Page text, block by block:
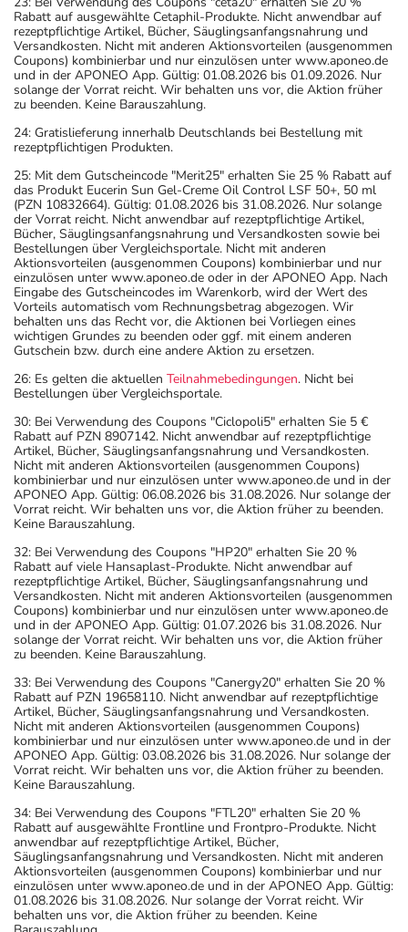
Rabatt auf ausgewählte Cetaphil-Produkte. Nicht anwendbar auf
rezeptpflichtige Artikel, Bücher, Säuglingsanfangsnahrung und
Versandkosten. Nicht mit anderen Aktionsvorteilen (ausgenommen
Coupons) kombinierbar und nur einzulösen unter www.aponeo.de
und in der APONEO App. Gültig: 01.08.2026 bis 01.09.2026. Nur
solange der Vorrat reicht. Wir behalten uns vor, die Aktion früher
zu beenden. Keine Barauszahlung.
24: Gratislieferung innerhalb Deutschlands bei Bestellung mit
rezeptpflichtigen Produkten.
25: Mit dem Gutscheincode "Merit25" erhalten Sie 25 % Rabatt auf
das Produkt Eucerin Sun Gel-Creme Oil Control LSF 50+, 50 ml
(PZN 10832664). Gültig: 01.08.2026 bis 31.08.2026. Nur solange
der Vorrat reicht. Nicht anwendbar auf rezeptpflichtige Artikel,
Bücher, Säuglingsanfangsnahrung und Versandkosten sowie bei
Bestellungen über Vergleichsportale. Nicht mit anderen
Aktionsvorteilen (ausgenommen Coupons) kombinierbar und nur
einzulösen unter www.aponeo.de oder in der APONEO App. Nach
Eingabe des Gutscheincodes im Warenkorb, wird der Wert des
Vorteils automatisch vom Rechnungsbetrag abgezogen. Wir
behalten uns das Recht vor, die Aktionen bei Vorliegen eines
wichtigen Grundes zu beenden oder ggf. mit einem anderen
Gutschein bzw. durch eine andere Aktion zu ersetzen.
26: Es gelten die aktuellen Teilnahmebedingungen. Nicht bei
Bestellungen über Vergleichsportale.
30: Bei Verwendung des Coupons "Ciclopoli5" erhalten Sie 5 €
Rabatt auf PZN 8907142. Nicht anwendbar auf rezeptpflichtige
Artikel, Bücher, Säuglingsanfangsnahrung und Versandkosten.
Nicht mit anderen Aktionsvorteilen (ausgenommen Coupons)
kombinierbar und nur einzulösen unter www.aponeo.de und in der
APONEO App. Gültig: 06.08.2026 bis 31.08.2026. Nur solange der
Vorrat reicht. Wir behalten uns vor, die Aktion früher zu beenden.
Keine Barauszahlung.
32: Bei Verwendung des Coupons "HP20" erhalten Sie 20 %
Rabatt auf viele Hansaplast-Produkte. Nicht anwendbar auf
rezeptpflichtige Artikel, Bücher, Säuglingsanfangsnahrung und
Versandkosten. Nicht mit anderen Aktionsvorteilen (ausgenommen
Coupons) kombinierbar und nur einzulösen unter www.aponeo.de
und in der APONEO App. Gültig: 01.07.2026 bis 31.08.2026. Nur
solange der Vorrat reicht. Wir behalten uns vor, die Aktion früher
zu beenden. Keine Barauszahlung.
33: Bei Verwendung des Coupons "Canergy20" erhalten Sie 20 %
Rabatt auf PZN 19658110. Nicht anwendbar auf rezeptpflichtige
Artikel, Bücher, Säuglingsanfangsnahrung und Versandkosten.
Nicht mit anderen Aktionsvorteilen (ausgenommen Coupons)
kombinierbar und nur einzulösen unter www.aponeo.de und in der
APONEO App. Gültig: 03.08.2026 bis 31.08.2026. Nur solange der
Vorrat reicht. Wir behalten uns vor, die Aktion früher zu beenden.
Keine Barauszahlung.
34: Bei Verwendung des Coupons "FTL20" erhalten Sie 20 %
Rabatt auf ausgewählte Frontline und Frontpro-Produkte. Nicht
anwendbar auf rezeptpflichtige Artikel, Bücher,
Säuglingsanfangsnahrung und Versandkosten. Nicht mit anderen
Aktionsvorteilen (ausgenommen Coupons) kombinierbar und nur
einzulösen unter www.aponeo.de und in der APONEO App. Gültig:
01.08.2026 bis 31.08.2026. Nur solange der Vorrat reicht. Wir
behalten uns vor, die Aktion früher zu beenden. Keine